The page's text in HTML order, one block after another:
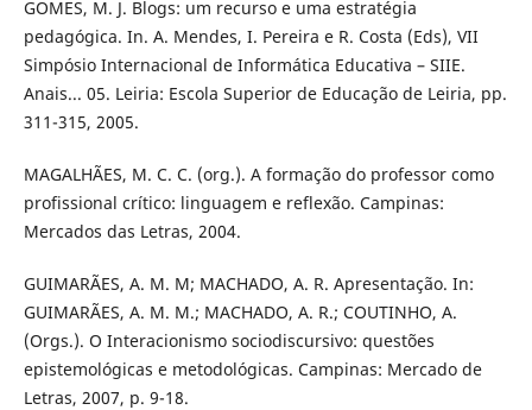
GOMES, M. J. Blogs: um recurso e uma estratégia
pedagógica. In. A. Mendes, I. Pereira e R. Costa (Eds), VII
Simpósio Internacional de Informática Educativa – SIIE.
Anais... 05. Leiria: Escola Superior de Educação de Leiria, pp.
311-315, 2005.
MAGALHÃES, M. C. C. (org.). A formação do professor como
profissional crítico: linguagem e reflexão. Campinas:
Mercados das Letras, 2004.
GUIMARÃES, A. M. M; MACHADO, A. R. Apresentação. In:
GUIMARÃES, A. M. M.; MACHADO, A. R.; COUTINHO, A.
(Orgs.). O Interacionismo sociodiscursivo: questões
epistemológicas e metodológicas. Campinas: Mercado de
Letras, 2007, p. 9-18.